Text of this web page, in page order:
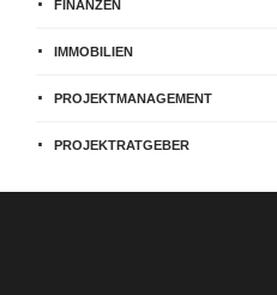
FINANZEN
IMMOBILIEN
PROJEKTMANAGEMENT
PROJEKTRATGEBER